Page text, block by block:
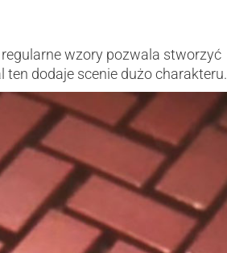
regularne wzory pozwala stworzyć
dodaje scenie dużo charakteru.